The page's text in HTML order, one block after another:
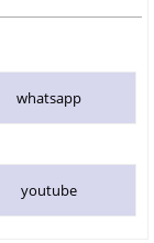
whatsapp
youtube